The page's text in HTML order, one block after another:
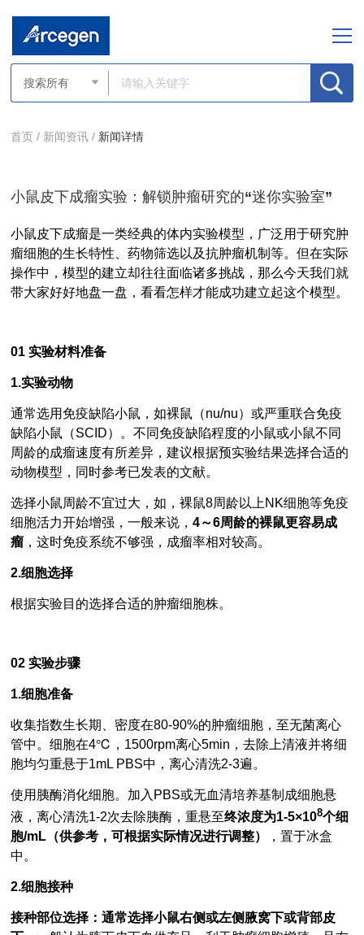
首页 / 新闻资讯 / 新闻详情
小鼠皮下成瘤实验：解锁肿瘤研究的“迷你实验室”
小鼠皮下成瘤是一类经典的体内实验模型，广泛用于研究肿
瘤细胞的生长特性、药物筛选以及抗肿瘤机制等。但在实际
操作中，模型的建立却往往面临诸多挑战，那么今天我们就
带大家好好地盘一盘，看看怎样才能成功建立起这个模型。
01实验材料准备
1.实验动物
通常选用免疫缺陷小鼠，如裸鼠（nu/nu）或严重联合免疫
缺陷小鼠（SCID）。不同免疫缺陷程度的小鼠或小鼠不同
周龄的成瘤速度有所差异，建议根据预实验结果选择合适的
动物模型，同时参考已发表的文献。
选择小鼠周龄不宜过大，如，裸鼠8周龄以上NK细胞等免疫
细胞活力开始增强，一般来说，4～6周龄的裸鼠更容易成
瘤 ，这时免疫系统不够强，成瘤率相对较高。
2.细胞选择
根据实验目的选择合适的肿瘤细胞株。
02实验步骤
1.细胞准备
收集指数生长期、密度在80-90%的肿瘤细胞，至无菌离心
管中。细胞在4℃，1500rpm离心5min，去除上清液并将细
胞均匀重悬于1mL PBS中，离心清洗2-3遍。
使用胰酶消化细胞。加入PBS或无血清培养基制成细胞悬
液，离心清洗1-2次去除胰酶，重悬至终浓度为1-5×108个细
胞/mL（供参考，可根据实际情况进行调整）
，置于冰盒
中。
2.细胞接种
接种部位选择：通常选择小鼠右侧或左侧腋窝下或背部皮